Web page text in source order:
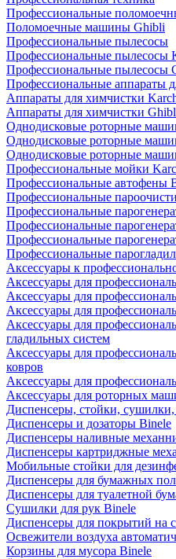
Профессиональные
Поломоечные машины Ghibli
Профессиональные пылесосы
Профессиональные пылесосы
Профессиональные пылесосы
Профессиональные аппараты
Аппараты для химчистки
Аппараты для химчистки
Однодисковые роторные
Однодисковые роторные
Однодисковые роторные
Профессиональные мойки
Профессиональные автофены
Профессиональные
Профессиональные
Профессиональные
Профессиональные
Профессиональные
Аксессуары к
Аксессуары для
Аксессуары для
Аксессуары для
Аксессуары для
гладильных систем
Аксессуары для
ковров
Аксессуары для
Аксессуары для роторных
Диспенсеры, стойки,
Диспенсеры и дозаторы Binele
Диспенсеры наливные
Диспенсеры картриджные
Мобильные стойки для
Диспенсеры для бумажных
Диспенсеры для туалетной
Сушилки для рук Binele
Диспенсеры для покрытий на
Освежители воздуха
Корзины для мусора Binele